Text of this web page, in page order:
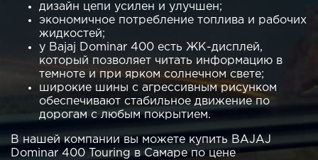
дизайн цепи усилен и улучшен;
экономичное потребление топлива и рабочих
жидкостей;
у Bajaj Dominar 400 есть ЖК-дисплей,
который позволяет читать информацию в
темноте и при ярком солнечном свете;
широкие шины с агрессивным рисунком
обеспечивают стабильное движение по
дорогам с любым покрытием.
В нашей компании вы можете купить BAJAJ
Dominar 400 Touring в Самаре по цене